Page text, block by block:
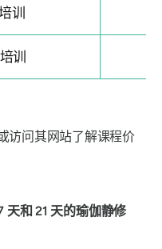
训
训
访问其网站了解课程价
天和 21 天的瑜伽静修